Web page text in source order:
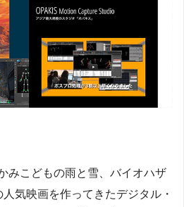
みこどもの雨と雪、バイオハザ
気映画を作ってきたデジタル・